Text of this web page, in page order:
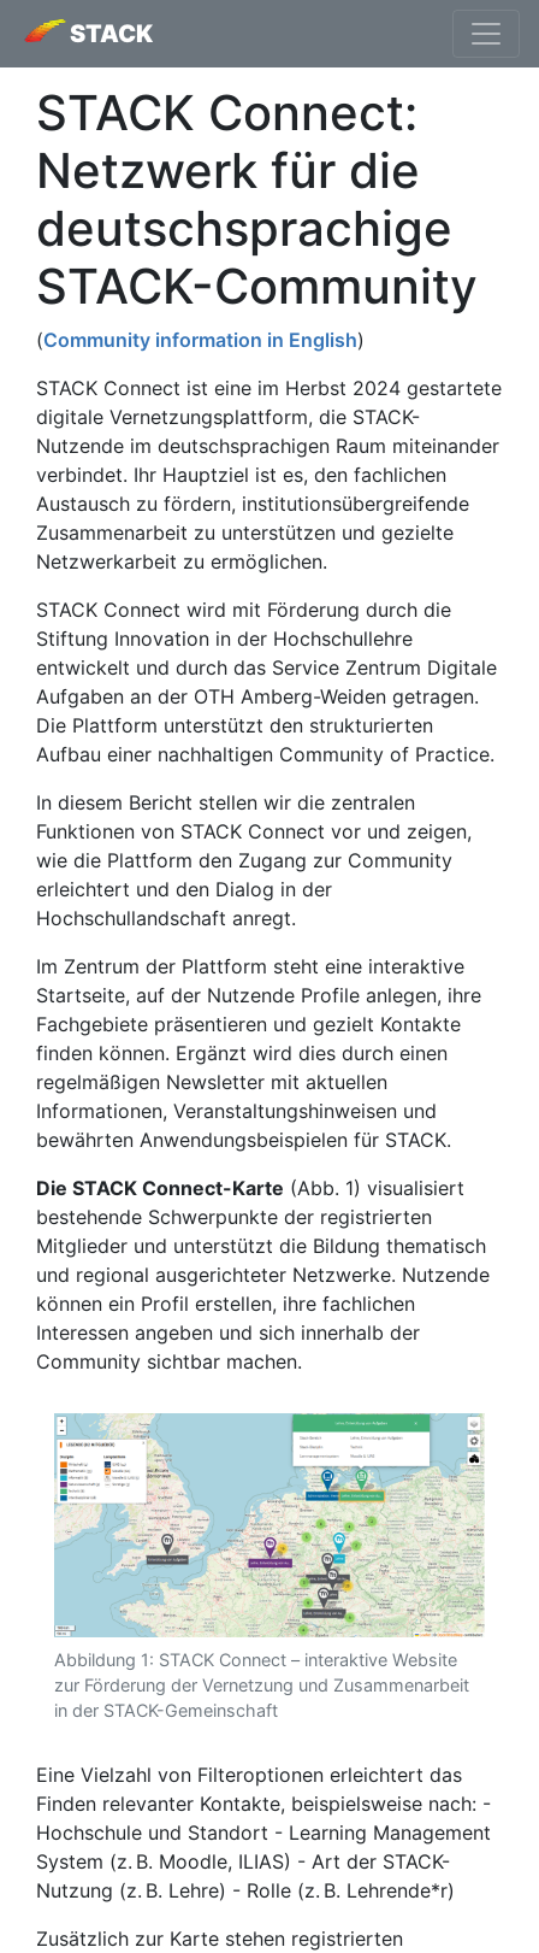
STACK
STACK Connect:
Netzwerk für die
deutschsprachige
STACK-Community
(Community information in English)
STACK Connect ist eine im Herbst 2024 gestartete
digitale Vernetzungsplattform, die STACK-
Nutzende im deutschsprachigen Raum miteinander
verbindet. Ihr Hauptziel ist es, den fachlichen
Austausch zu fördern, institutionsübergreifende
Zusammenarbeit zu unterstützen und gezielte
Netzwerkarbeit zu ermöglichen.
STACK Connect wird mit Förderung durch die
Stiftung Innovation in der Hochschullehre
entwickelt und durch das Service Zentrum Digitale
Aufgaben an der OTH Amberg-Weiden getragen.
Die Plattform unterstützt den strukturierten
Aufbau einer nachhaltigen Community of Practice.
In diesem Bericht stellen wir die zentralen
Funktionen von STACK Connect vor und zeigen,
wie die Plattform den Zugang zur Community
erleichtert und den Dialog in der
Hochschullandschaft anregt.
Im Zentrum der Plattform steht eine interaktive
Startseite, auf der Nutzende Profile anlegen, ihre
Fachgebiete präsentieren und gezielt Kontakte
finden können. Ergänzt wird dies durch einen
regelmäßigen Newsletter mit aktuellen
Informationen, Veranstaltungshinweisen und
bewährten Anwendungsbeispielen für STACK.
Die STACK Connect-Karte (Abb. 1) visualisiert
bestehende Schwerpunkte der registrierten
Mitglieder und unterstützt die Bildung thematisch
und regional ausgerichteter Netzwerke. Nutzende
können ein Profil erstellen, ihre fachlichen
Interessen angeben und sich innerhalb der
Community sichtbar machen.
Abbildung 1: STACK Connect – interaktive Website
zur Förderung der Vernetzung und Zusammenarbeit
in der STACK-Gemeinschaft
Eine Vielzahl von Filteroptionen erleichtert das
Finden relevanter Kontakte, beispielsweise nach: -
Hochschule und Standort - Learning Management
System (z. B. Moodle, ILIAS) - Art der STACK-
Nutzung (z. B. Lehre) - Rolle (z. B. Lehrende*r)
Zusätzlich zur Karte stehen registrierten